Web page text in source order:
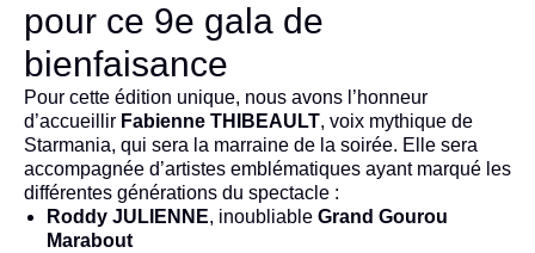
pour ce 9e gala de
bienfaisance
Pour cette édition unique, nous avons l’honneur
d’accueillir Fabienne THIBEAULT, voix mythique de
Starmania, qui sera la marraine de la soirée. Elle sera
accompagnée d’artistes emblématiques ayant marqué les
différentes générations du spectacle :
Roddy JULIENNE, inoubliableGrand Gourou
Marabout